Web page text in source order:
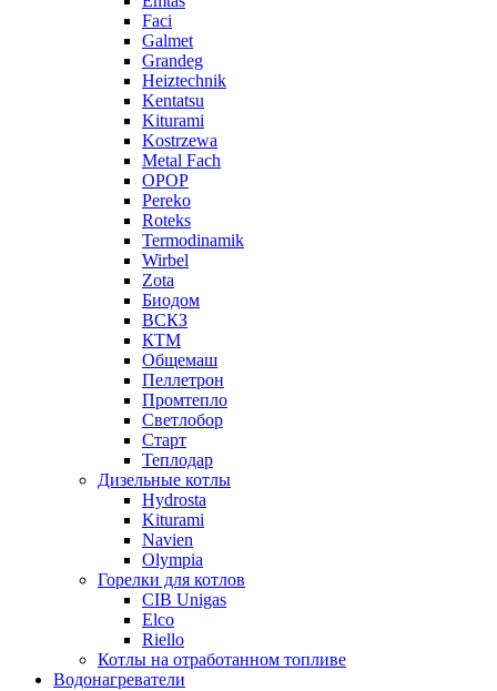
Faci
Galmet
Grandeg
Heiztechnik
Kentatsu
Kiturami
Kostrzewa
Metal Fach
OPOP
Pereko
Roteks
Termodinamik
Wirbel
Zota
Биодом
ВСКЗ
КТМ
Общемаш
Пеллетрон
Промтепло
Светлобор
Старт
Теплодар
Дизельные котлы
Hydrosta
Kiturami
Navien
Olympia
Горелки для котлов
CIB Unigas
Elco
Riello
Котлы на отработанном топливе
Водонагреватели